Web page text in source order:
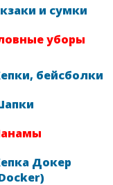
и сумки
уборы
бейсболки
Докер